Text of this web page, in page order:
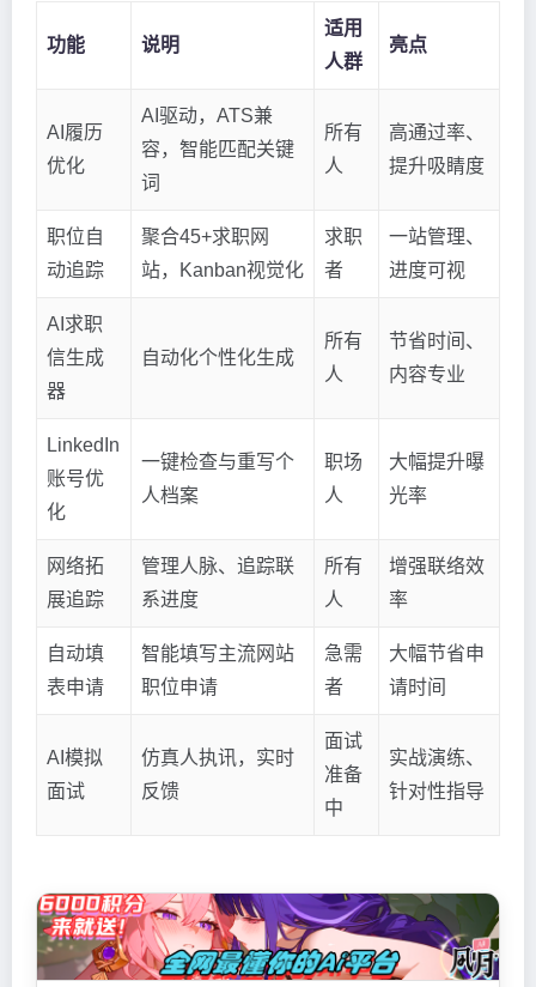
功能 说明
适用
人群
亮点
AI履历
优化
AI驱动，ATS兼
容，智能匹配关键
词
所有
人
高通过率、
提升吸睛度
职位自
动追踪
聚合45+求职网
站，Kanban视觉化
求职
者
一站管理、
进度可视
AI求职
信生成
器
自动化个性化生成
所有
人
节省时间、
内容专业
LinkedIn
账号优
化
一键检查与重写个
人档案
职场
人
大幅提升曝
光率
网络拓
展追踪
管理人脉、追踪联
系进度
所有
人
增强联络效
率
自动填
表申请
智能填写主流网站
职位申请
急需
者
大幅节省申
请时间
AI模拟
面试
仿真人执讯，实时
反馈
面试
准备
中
实战演练、
针对性指导